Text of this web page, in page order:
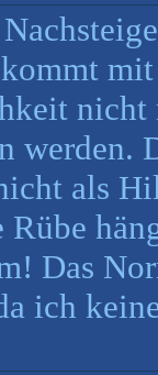
nicht
werden.
als
Das
ich